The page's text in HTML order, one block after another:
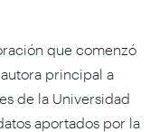
que comenzó
principal a
de la Universidad
aportados por la